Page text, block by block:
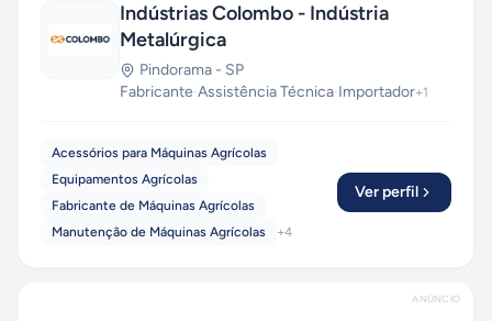
Indústrias Colombo - Indústria
Metalúrgica
Pindorama - SP
Fabricante·Assistência Técnica·Importador+1
Acessórios para Máquinas Agrícolas
Equipamentos Agrícolas
Fabricante de Máquinas Agrícolas
Manutenção de Máquinas Agrícolas
+4
Ver perfil
ANÚNCIO